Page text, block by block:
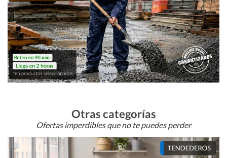
Otras categorías
Ofertas imperdibles que no te puedes perder